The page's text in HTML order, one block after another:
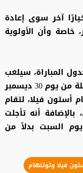
آخر سوى إعادة
خاصة وأن الأولوية
المباراة، سيلعب
توتنهام مباراته أمام فولهام المؤجلة من يوم 30 ديسمبر
أمام أستون فيلا، لتقام
بالإضافة أنه تأجلت
السبت بدلاً من
فيلا وتوتنهام